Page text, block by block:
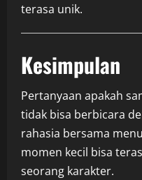
terasa unik.
Kesimpulan
Pertanyaan apakah
tidak bisa berbicara
rahasia bersama
momen kecil bisa
seorang karakter.